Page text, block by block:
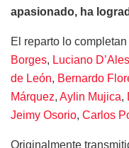
apasionado, ha
El reparto lo completan
Borges, Luciano
de León, Bernardo
Márquez, Aylin Mujica,
Jeimy Osorio, Carlos
Originalmente